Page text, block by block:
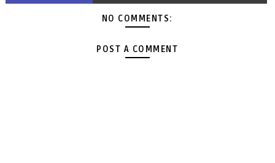
NO COMMENTS:
POST A COMMENT